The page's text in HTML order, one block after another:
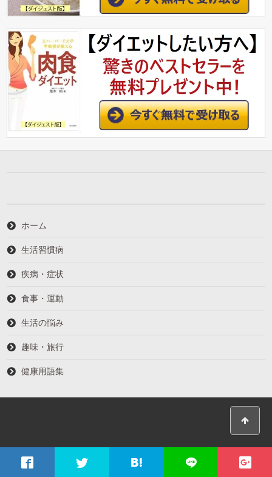
ホーム
生活習慣病
疾病・症状
食事・運動
生活の悩み
趣味・旅行
健康用語集